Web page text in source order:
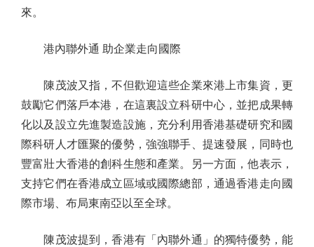
來。
港內聯外通 助企業走向國際
陳茂波又指，不但歡迎這些企業來港上市集資，更
鼓勵它們落戶本港，在這裏設立科研中心，並把成果轉
化以及設立先進製造設施，充分利用香港基礎研究和國
際科研人才匯聚的優勢，強強聯手、提速發展，同時也
豐富壯大香港的創科生態和產業。另一方面，他表示，
支持它們在香港成立區域或國際總部，通過香港走向國
際市場、布局東南亞以至全球。
陳茂波提到，香港有「內聯外通」的獨特優勢，能